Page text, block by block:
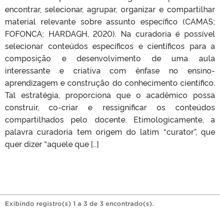
encontrar, selecionar, agrupar, organizar e compartilhar
material relevante sobre assunto específico (CAMAS;
FOFONCA; HARDAGH, 2020). Na curadoria é possível
selecionar conteúdos específicos e científicos para a
composição e desenvolvimento de uma aula
interessante e criativa com ênfase no ensino-
aprendizagem e construção do conhecimento científico.
Tal estratégia, proporciona que o acadêmico possa
construir, co-criar e ressignificar os conteúdos
compartilhados pelo docente. Etimologicamente, a
palavra curadoria tem origem do latim “curator”, que
quer dizer “aquele que […]
Exibindo registro(s) 1 a 3 de 3 encontrado(s).